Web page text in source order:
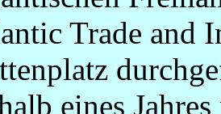
Trade and
eines Jahres